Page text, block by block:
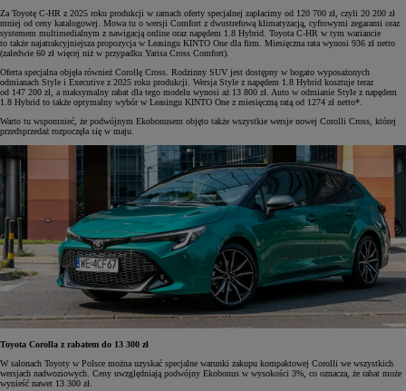
Za Toyotę C-HR z 2025 roku produkcji w ramach oferty specjalnej zapłacimy od 120 700 zł, czyli 20 200 zł
mniej od ceny katalogowej. Mowa tu o wersji Comfort z dwustrefową klimatyzacją, cyfrowymi zegarami oraz
systemem multimedialnym z nawigacją online oraz napędem 1.8 Hybrid. Toyota C-HR w tym wariancie
to także najatrakcyjniejsza propozycja w Leasingu KINTO One dla firm. Miesięczna rata wynosi 936 zł netto
(zaledwie 60 zł więcej niż w przypadku Yarisa Cross Comfort).
Oferta specjalna objęła również Corollę Cross. Rodzinny SUV jest dostępny w bogato wyposażonych
odmianach Style i Executive z 2025 roku produkcji. Wersja Style z napędem 1.8 Hybrid kosztuje teraz
od 147 200 zł, a maksymalny rabat dla tego modelu wynosi aż 13 800 zł. Auto w odmianie Style z napędem
1.8 Hybrid to także optymalny wybór w Leasingu KINTO One z miesięczną ratą od 1274 zł netto*.
Warto tu wspomnieć, że podwójnym Ekobonusem objęto także wszystkie wersje nowej Corolli Cross, której
przedsprzedaż rozpoczęła się w maju.
Toyota Corolla z rabatem do 13 300 zł
W salonach Toyoty w Polsce można uzyskać specjalne warunki zakupu kompaktowej Corolli we wszystkich
wersjach nadwoziowych. Ceny uwzględniają podwójny Ekobonus w wysokości 3%, co oznacza, że rabat może
wynieść nawet 13 300 zł.